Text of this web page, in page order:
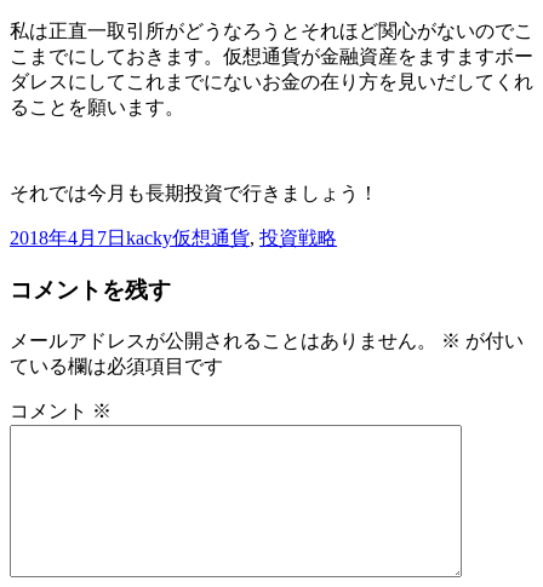
私は正直一取引所がどうなろうとそれほど関心がないのでこ
こまでにしておきます。仮想通貨が金融資産をますますボー
ダレスにしてこれまでにないお金の在り方を見いだしてくれ
ることを願います。
それでは今月も長期投資で行きましょう！
投
日:
2018年4月7日 作
者
kackyカ
ー
仮想通貨, 投資戦略
コメントを残す
メールアドレスが公開されることはありません。 ※ が付い
ている欄は必須項目です
コメント ※